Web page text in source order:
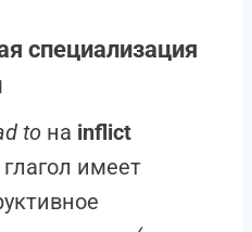
специализация
to на inflict
имеет